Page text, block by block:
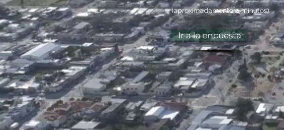
(aproximadamente 4 minutos)
Ir a la encuesta